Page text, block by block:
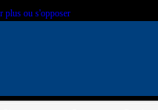
plus ou s'opposer.